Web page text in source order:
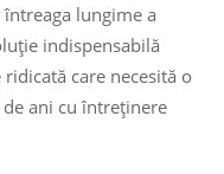
lungime a
indispensabilă
care necesită o
ani cu întreținere